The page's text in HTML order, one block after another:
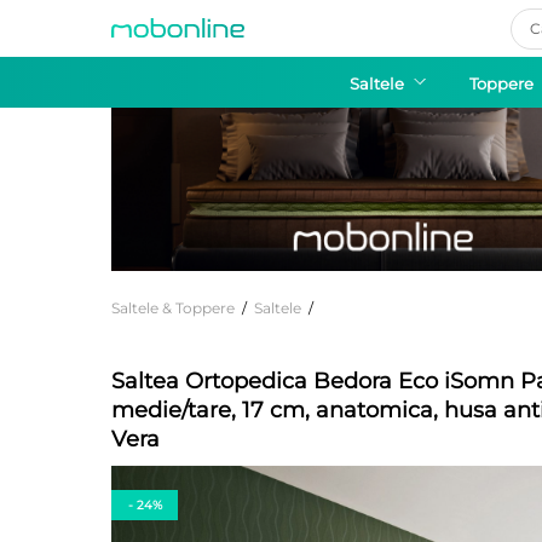
Saltele Toppere
Saltele & Toppere / Saltele /
Saltea Ortopedica Bedora Eco iSomn
medie/tare, 17 cm, anatomica, husa
Vera
- 24%